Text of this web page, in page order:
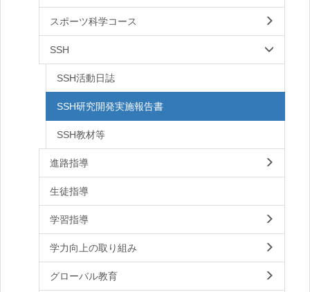
スポーツ科学コース
SSH
SSH活動日誌
SSH研究開発実施報告書
SSH教材等
進路指導
生徒指導
学習指導
学力向上の取り組み
グローバル教育